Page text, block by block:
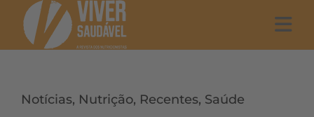
Notícias, Nutrição, Recentes, Saúde